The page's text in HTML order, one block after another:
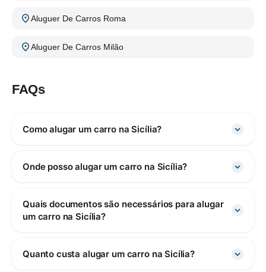
Aluguer De Carros Roma
Aluguer De Carros Milão
FAQs
Como alugar um carro na Sicília?
Onde posso alugar um carro na Sicília?
Quais documentos são necessários para alugar
um carro na Sicília?
Quanto custa alugar um carro na Sicília?